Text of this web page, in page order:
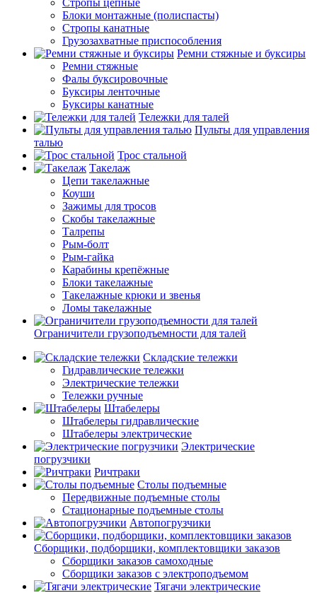
Стропы цепные
Блоки монтажные (полиспасты)
Стропы канатные
Грузозахватные приспособления
Ремни стяжные и буксиры
Ремни стяжные
Фалы буксировочные
Буксиры ленточные
Буксиры канатные
Тележки для талей
Пульты для управления
талью
Трос стальной
Такелаж
Цепи такелажные
Коуши
Зажимы для тросов
Скобы такелажные
Талрепы
Рым-болт
Рым-гайка
Карабины крепёжные
Блоки такелажные
Такелажные крюки и звенья
Ломы такелажные
Ограничители грузоподъемности для талей
Складские тележки
Гидравлические тележки
Электрические тележки
Тележки ручные
Штабелеры
Штабелеры гидравлические
Штабелеры электрические
Электрические
погрузчики
Ричтраки
Столы подъемные
Передвижные подъемные столы
Стационарные подъемные столы
Автопогрузчики
Сборщики, подборщики, комплектовщики заказов
Сборщики заказов самоходные
Сборщики заказов с электроподъемом
Тягачи электрические